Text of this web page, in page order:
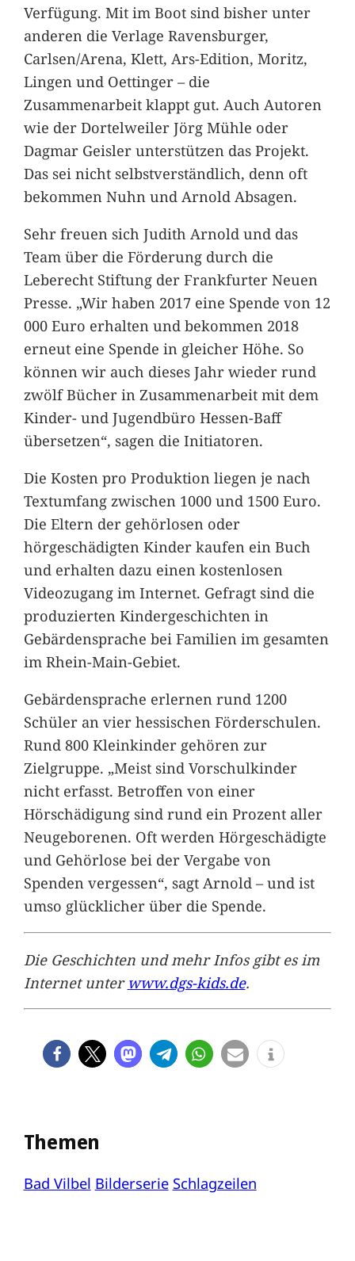
Verfügung. Mit im Boot sind bisher unter
anderen die Verlage Ravensburger,
Carlsen/Arena, Klett, Ars-Edition, Moritz,
Lingen und Oettinger – die
Zusammenarbeit klappt gut. Auch Autoren
wie der Dortelweiler Jörg Mühle oder
Dagmar Geisler unterstützen das Projekt.
Das sei nicht selbstverständlich, denn oft
bekommen Nuhn und Arnold Absagen.
Sehr freuen sich Judith Arnold und das
Team über die Förderung durch die
Leberecht Stiftung der Frankfurter Neuen
Presse. „Wir haben 2017 eine Spende von 12
000 Euro erhalten und bekommen 2018
erneut eine Spende in gleicher Höhe. So
können wir auch dieses Jahr wieder rund
zwölf Bücher in Zusammenarbeit mit dem
Kinder- und Jugendbüro Hessen-Baff
übersetzen“, sagen die Initiatoren.
Die Kosten pro Produktion liegen je nach
Textumfang zwischen 1000 und 1500 Euro.
Die Eltern der gehörlosen oder
hörgeschädigten Kinder kaufen ein Buch
und erhalten dazu einen kostenlosen
Videozugang im Internet. Gefragt sind die
produzierten Kindergeschichten in
Gebärdensprache bei Familien im gesamten
im Rhein-Main-Gebiet.
Gebärdensprache erlernen rund 1200
Schüler an vier hessischen Förderschulen.
Rund 800 Kleinkinder gehören zur
Zielgruppe. „Meist sind Vorschulkinder
nicht erfasst. Betroffen von einer
Hörschädigung sind rund ein Prozent aller
Neugeborenen. Oft werden Hörgeschädigte
und Gehörlose bei der Vergabe von
Spenden vergessen“, sagt Arnold – und ist
umso glücklicher über die Spende.
Die Geschichten und mehr Infos gibt es im
Internet unter www.dgs-kids.de.
Themen
Bad Vilbel Bilderserie Schlagzeilen